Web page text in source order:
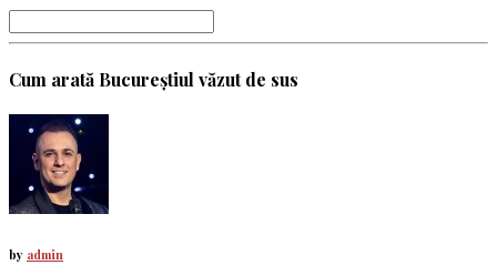
Cum arată Bucureştiul văzut de sus
by admin